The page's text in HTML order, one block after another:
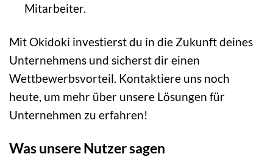
Mitarbeiter.
Mit Okidoki investierst du in die Zukunft deines
Unternehmens und sicherst dir einen
Wettbewerbsvorteil. Kontaktiere uns noch
heute, um mehr über unsere Lösungen für
Unternehmen zu erfahren!
Was unsere Nutzer sagen